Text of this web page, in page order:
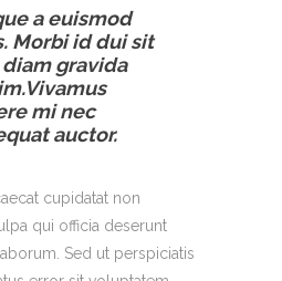
a euismod
Morbi id dui sit
gravida
mi nec
auctor.
cupidatat non
qui officia deserunt
Sed ut perspiciatis